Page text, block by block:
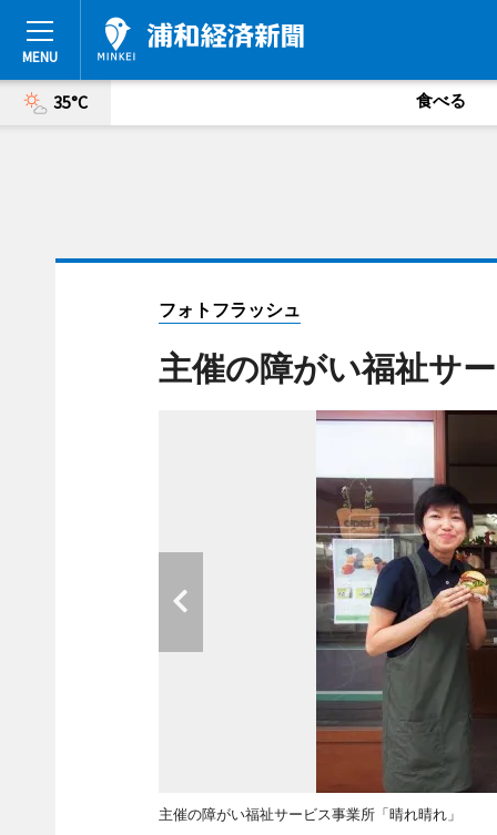
35°C 食べる
フォトフラッシュ
主催の障がい福祉サ
主催の障がい福祉サービス事業所「晴れ晴れ」